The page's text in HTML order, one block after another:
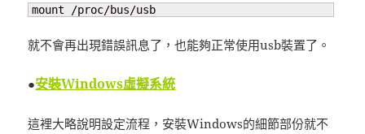
mount /proc/bus/usb
就不會再出現錯誤訊息了，也能夠正常使用usb裝置了。
●安裝Windows虛擬系統
這裡大略說明設定流程，安裝Windows的細節部份就不